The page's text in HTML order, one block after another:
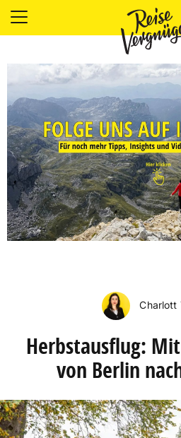
LÄNDER
UNTERKÜNFTE
FOOD
PLANUNG
OUTDOOR
Charlott
Herbstausflug:
von Berlin